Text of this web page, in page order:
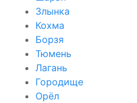
Злынка
Кохма
Борзя
Тюмень
Лагань
Городище
Орёл